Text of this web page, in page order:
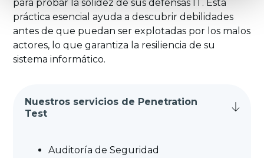
para probar la solidez de sus defensas IT. Esta
práctica esencial ayuda a descubrir debilidades
antes de que puedan ser explotadas por los malos
actores, lo que garantiza la resiliencia de su
sistema informático.
Nuestros servicios de Penetration
Test
Auditoría de Seguridad